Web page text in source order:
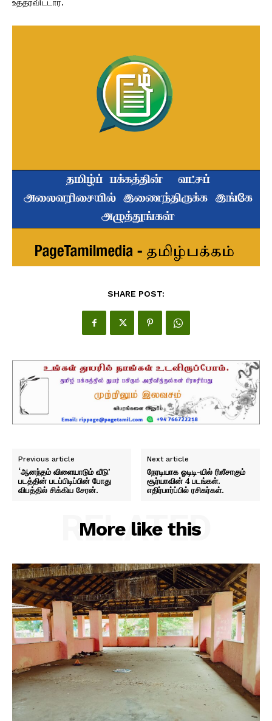
உத்தரவிட்டார்.
SHARE POST:
Previous article
‘ஆனந்தம் விளையாடும் வீடு’
படத்தின் படப்பிடிப்பின் போது
விபத்தில் சிக்கிய சேரன்.
Next article
நேரடியாக ஓடிடி-யில் ரிலீசாகும்
சூர்யாவின் 4 படங்கள்.
எதிர்பார்ப்பில் ரசிகர்கள்.
More like this
RELATED